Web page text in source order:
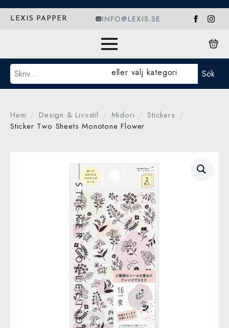
LEXIS PAPPER INFO@LEXIS.SE
Sök eller välj kategori Sök
Hem Design & Livsstil Midori
Stickers
Sticker Two Sheets Monotone Flower